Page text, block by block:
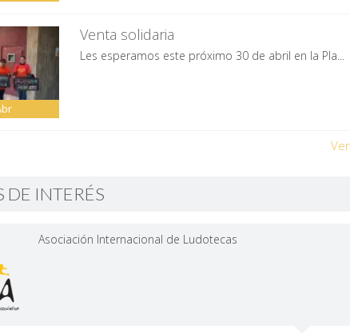
Venta solidaria
Les esperamos este próximo 30 de abril en la Pla...
Ver
DE INTERÉS
Asociación Internacional de Ludotecas